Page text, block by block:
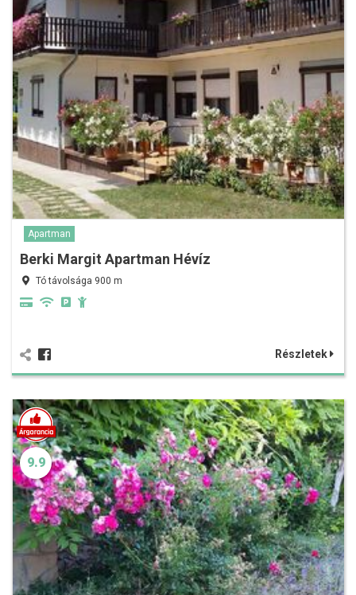
Apartman
Berki Margit Apartman Hévíz
Tó távolsága 900 m
Részletek
9.9